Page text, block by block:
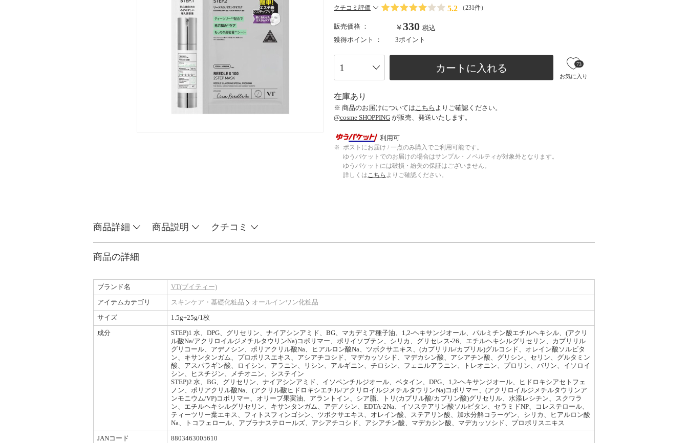
クチコミ評価 5.2 （231件）
販売価格 ： ￥330 税込
獲得ポイント ：
3ポイント
カートに入れる
お気に入り
73
在庫あり
※ 商品のお届けについては こちら よりご確認ください。
@cosme SHOPPING が販売、発送いたします。
利用可
※ ポストにお届け / 一点のみ購入でご利用可能です。
ゆうパケットでのお届けの場合はサンプル・ノベルティが対象外となります。
ゆうパケットには破損・紛失の保証はございません。
詳しくはこちら よりご確認ください。
商品詳細 商品説明 クチコミ
商品の詳細
ブランド名
VT(ブイティー)
アイテムカテゴリ
スキンケア・基礎化粧品
オールインワン化粧品
サイズ
1.5g+25g/1枚
成分
STEP)1 水、DPG、グリセリン、ナイアシンアミド、BG、マカデミア種子油、1,2-ヘキサンジオール、パルミチン酸エチルヘキシル、(アクリ
ル酸Na/アクリロイルジメチルタウリンNa)コポリマー、ポリイソブテン、シリカ、グリセレス-26、エチルヘキシルグリセリン、カプリリル
グリコール、アデノシン、ポリアクリル酸Na、ヒアルロン酸Na、ツボクサエキス、(カプリリル/カプリル)グルコシド、オレイン酸ソルビタ
ン、キサンタンガム、プロポリスエキス、アシアチコシド、マデカッソシド、マデカシン酸、アシアチン酸、グリシン、セリン、グルタミン
酸、アスパラギン酸、ロイシン、アラニン、リシン、アルギニン、チロシン、フェニルアラニン、トレオニン、プロリン、バリン、イソロイ
シン、ヒスチジン、メチオニン、システイン
STEP)2 水、BG、グリセリン、ナイアシンアミド、イソペンチルジオール、ベタイン、DPG、1,2-ヘキサンジオール、ヒドロキシアセトフェ
ノン、ポリアクリル酸Na、(アクリル酸ヒドロキシエチル/アクリロイルジメチルタウリンNa)コポリマー、(アクリロイルジメチルタウリンア
ンモニウム/VP)コポリマー、オリーブ果実油、アラントイン、シア脂、トリ(カプリル酸/カプリン酸)グリセリル、水添レシチン、スクワラ
ン、エチルヘキシルグリセリン、キサンタンガム、アデノシン、EDTA-2Na、イソステアリン酸ソルビタン、セラミドNP、コレステロール、
ティーツリー葉エキス、フィトスフィンゴシン、ツボクサエキス、オレイン酸、ステアリン酸、加水分解コラーゲン、シリカ、ヒアルロン酸
Na、トコフェロール、アブラナステロールズ、アシアチコシド、アシアチン酸、マデカシン酸、マデカッソシド、プロポリスエキス
JANコード
8803463005610